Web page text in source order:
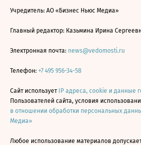
Учредитель: АО «Бизнес Ньюс Медиа»
Главный редактор: Казьмина Ирина
Электронная почта: news@vedomosti.ru
Телефон: +7 495 956-34-58
Сайт использует IP адреса, cookie и данные
Пользователей сайта, условия
в отношении обработки персональных
Медиа»
Любое использование материалов